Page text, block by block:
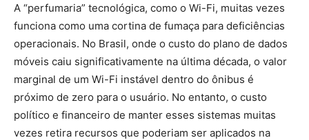
A “perfumaria” tecnológica, como o Wi-Fi, muitas vezes
funciona como uma cortina de fumaça para deficiências
operacionais. No Brasil, onde o custo do plano de dados
móveis caiu significativamente na última década, o valor
marginal de um Wi-Fi instável dentro do ônibus é
próximo de zero para o usuário. No entanto, o custo
político e financeiro de manter esses sistemas muitas
vezes retira recursos que poderiam ser aplicados na